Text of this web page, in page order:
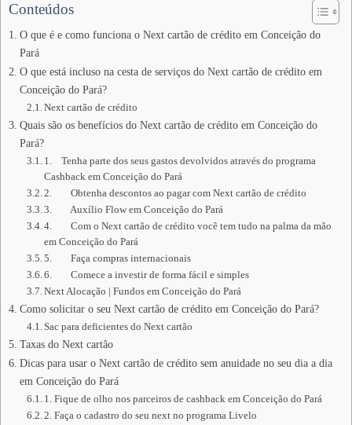
Conteúdos
O que é e como funciona o Next cartão de crédito em Conceição do
Pará
O que está incluso na cesta de serviços do Next cartão de crédito em
Conceição do Pará?
Next cartão de crédito
Quais são os benefícios do Next cartão de crédito em Conceição do
Pará?
1. Tenha parte dos seus gastos devolvidos através do programa
Cashback em Conceição do Pará
2. Obtenha descontos ao pagar com Next cartão de crédito
3. Auxílio Flow em Conceição do Pará
4. Com o Next cartão de crédito você tem tudo na palma da mão
em Conceição do Pará
5. Faça compras internacionais
6. Comece a investir de forma fácil e simples
Next Alocação | Fundos em Conceição do Pará
Como solicitar o seu Next cartão de crédito em Conceição do Pará?
Sac para deficientes do Next cartão
Taxas do Next cartão
Dicas para usar o Next cartão de crédito sem anuidade no seu dia a dia
em Conceição do Pará
1. Fique de olho nos parceiros de cashback em Conceição do Pará
2. Faça o cadastro do seu next no programa Livelo